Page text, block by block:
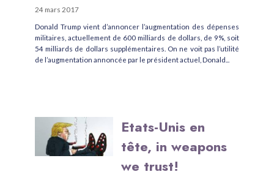
24 mars 2017
Donald Trump vient d’annoncer l’augmentation des dépenses
militaires, actuellement de 600 milliards de dollars, de 9%, soit
54 milliards de dollars supplémentaires. On ne voit pas l’utilité
de l’augmentation annoncée par le président actuel, Donald...
Etats-Unis en
tête, in weapons
we trust!